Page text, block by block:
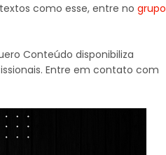
como esse, entre no grupo
Conteúdo disponibiliza
Entre em contato com